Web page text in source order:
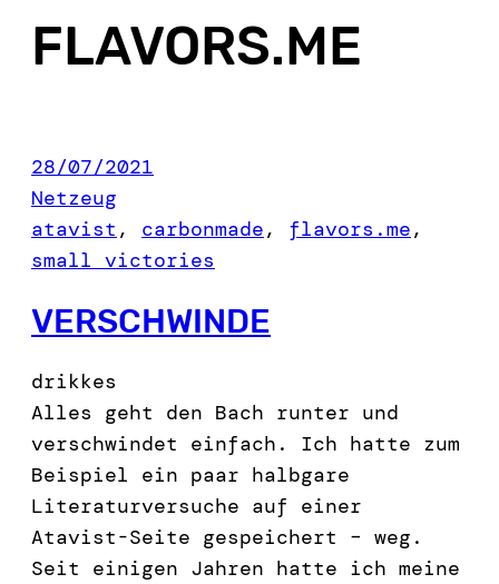
FLAVORS.ME
28/07/2021
Netzeug
atavist , carbonmade, flavors.me
small victories
VERSCHWINDE
drikkes
Alles geht den Bach runter und
verschwindet einfach. Ich hatte zum
Beispiel ein paar halbgare
Literaturversuche auf einer
Atavist-Seite gespeichert – weg.
Seit einigen Jahren hatte ich meine